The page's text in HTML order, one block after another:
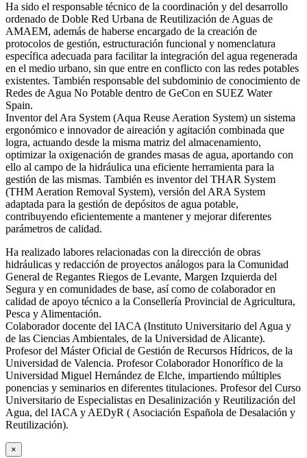
Ha sido el responsable técnico de la coordinación y del desarrollo
ordenado de Doble Red Urbana de Reutilización de Aguas de
AMAEM, además de haberse encargado de la creación de
protocolos de gestión, estructuración funcional y nomenclatura
específica adecuada para facilitar la integración del agua regenerada
en el medio urbano, sin que entre en conflicto con las redes potables
existentes. También responsable del subdominio de conocimiento de
Redes de Agua No Potable dentro de GeCon en SUEZ Water
Spain.
Inventor del Ara System (Aqua Reuse Aeration System) un sistema
ergonómico e innovador de aireación y agitación combinada que
logra, actuando desde la misma matriz del almacenamiento,
optimizar la oxigenación de grandes masas de agua, aportando con
ello al campo de la hidráulica una eficiente herramienta para la
gestión de las mismas. También es inventor del THAR System
(THM Aeration Removal System), versión del ARA System
adaptada para la gestión de depósitos de agua potable,
contribuyendo eficientemente a mantener y mejorar diferentes
parámetros de calidad.
Ha realizado labores relacionadas con la dirección de obras
hidráulicas y redacción de proyectos análogos para la Comunidad
General de Regantes Riegos de Levante, Margen Izquierda del
Segura y en comunidades de base, así como de colaborador en
calidad de apoyo técnico a la Consellería Provincial de Agricultura,
Pesca y Alimentación.
Colaborador docente del IACA (Instituto Universitario del Agua y
de las Ciencias Ambientales, de la Universidad de Alicante).
Profesor del Máster Oficial de Gestión de Recursos Hídricos, de la
Universidad de Valencia. Profesor Colaborador Honorífico de la
Universidad Miguel Hernández de Elche, impartiendo múltiples
ponencias y seminarios en diferentes titulaciones. Profesor del Curso
Universitario de Especialistas en Desalinización y Reutilización del
Agua, del IACA y AEDyR ( Asociación Española de Desalación y
Reutilización).
×